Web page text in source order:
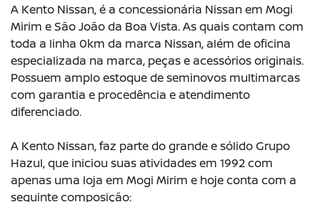
A Kento Nissan, é a concessionária Nissan em Mogi
Mirim e São João da Boa Vista. As quais contam com
toda a linha 0km da marca Nissan, além de oficina
especializada na marca, peças e acessórios originais.
Possuem amplo estoque de seminovos multimarcas
com garantia e procedência e atendimento
diferenciado.
A Kento Nissan, faz parte do grande e sólido Grupo
Hazul, que iniciou suas atividades em 1992 com
apenas uma loja em Mogi Mirim e hoje conta com a
seguinte composição: